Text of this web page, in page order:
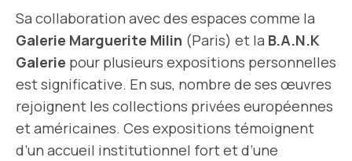
Sa collaboration avec des espaces comme la
Galerie Marguerite Milin (Paris) et la B.A.N.K
Galerie pour plusieurs expositions personnelles
est significative. En sus, nombre de ses œuvres
rejoignent les collections privées européennes
et américaines. Ces expositions témoignent
d’un accueil institutionnel fort et d’une